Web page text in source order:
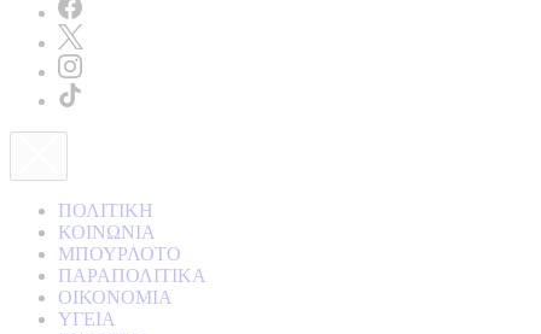
ΠΟΛΙΤΙΚΗ
ΚΟΙΝΩΝΙΑ
ΜΠΟΥΡΛΟΤΟ
ΠΑΡΑΠΟΛΙΤΙΚΑ
ΟΙΚΟΝΟΜΙΑ
ΥΓΕΙΑ